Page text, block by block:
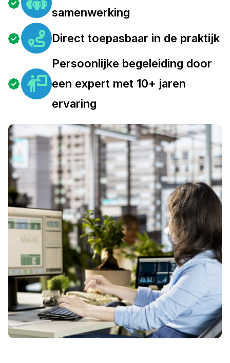
samenwerking
Direct toepasbaar in de praktijk
Persoonlijke begeleiding door
een expert met 10+ jaren
ervaring